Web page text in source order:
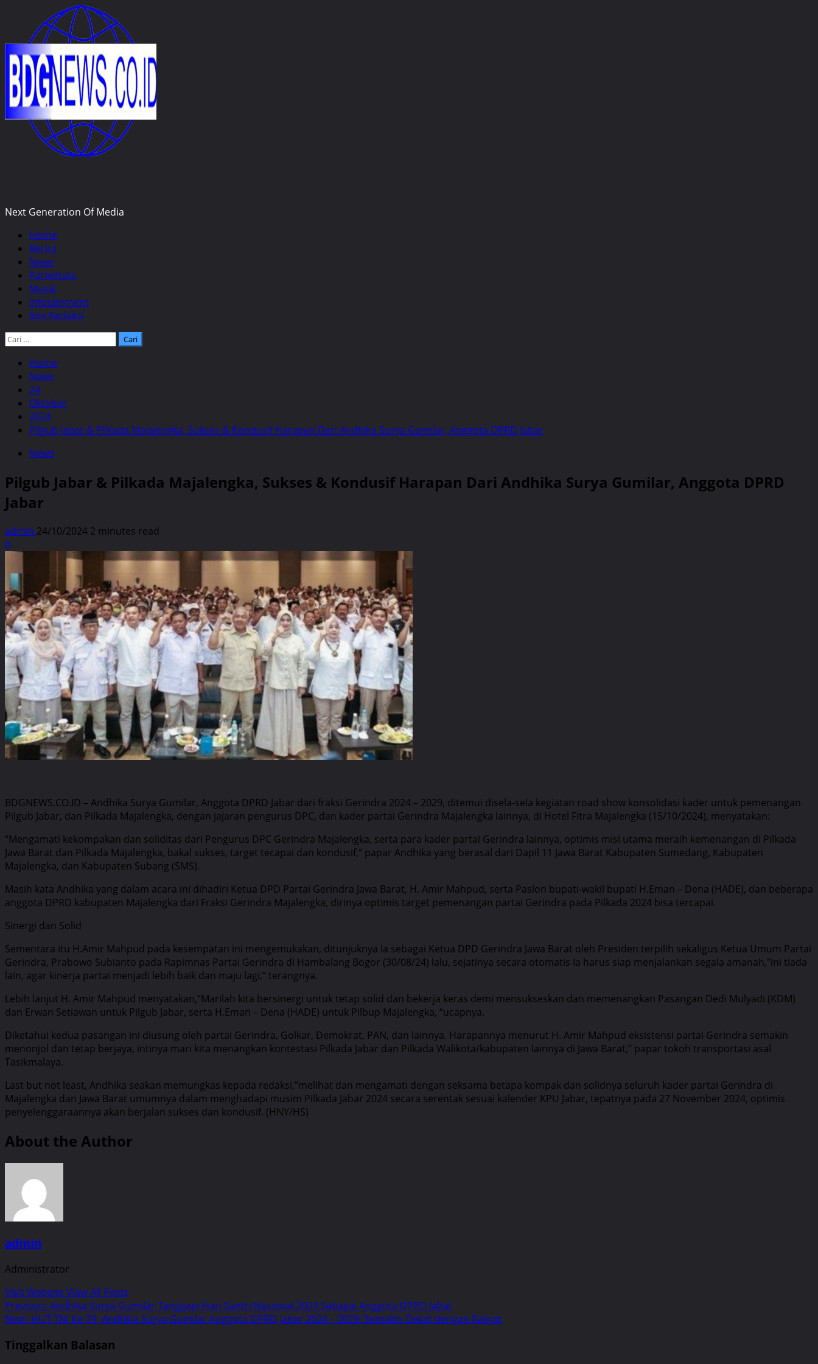
content
Next Generation Of Media
Primary
Menu
Home
Berita
News
Pariwisata
Musik
Infotainment
Box Redaksi
Cari
Home
News
24
Oktober
2024
Pilgub Jabar & Pilkada Majalengka, Sukses & Kondusif Harapan Dari Andhika Surya Gumilar, Anggota DPRD Jabar
News
Pilgub Jabar & Pilkada Majalengka, Sukses & Kondusif Harapan Dari Andhika Surya Gumilar, Anggota DPRD
Jabar
admin 24/10/2024 2 minutes read
0
BDGNEWS.CO.ID – Andhika Surya Gumilar, Anggota DPRD Jabar dari fraksi Gerindra 2024 – 2029, ditemui disela-sela kegiatan road show konsolidasi kader untuk pemenangan
Pilgub Jabar, dan Pilkada Majalengka, dengan jajaran pengurus DPC, dan kader partai Gerindra Majalengka lainnya, di Hotel Fitra Majalengka (15/10/2024), menyatakan:
“Mengamati kekompakan dan soliditas dari Pengurus DPC Gerindra Majalengka, serta para kader partai Gerindra lainnya, optimis misi utama meraih kemenangan di Pilkada
Jawa Barat dan Pilkada Majalengka, bakal sukses, target tecapai dan kondusif,” papar Andhika yang berasal dari Dapil 11 Jawa Barat Kabupaten Sumedang, Kabupaten
Majalengka, dan Kabupaten Subang (SMS).
Masih kata Andhika yang dalam acara ini dihadiri Ketua DPD Partai Gerindra Jawa Barat, H. Amir Mahpud, serta Paslon bupati-wakil bupati H.Eman – Dena (HADE), dan beberapa
anggota DPRD kabupaten Majalengka dari Fraksi Gerindra Majalengka, dirinya optimis target pemenangan partai Gerindra pada Pilkada 2024 bisa tercapai.
Sinergi dan Solid
Sementara itu H.Amir Mahpud pada kesempatan ini mengemukakan, ditunjuknya Ia sebagai Ketua DPD Gerindra Jawa Barat oleh Presiden terpilih sekaligus Ketua Umum Partai
Gerindra, Prabowo Subianto pada Rapimnas Partai Gerindra di Hambalang Bogor (30/08/24) lalu, sejatinya secara otomatis Ia harus siap menjalankan segala amanah,”ini tiada
lain, agar kinerja partai menjadi lebih baik dan maju lagi,” terangnya.
Lebih lanjut H. Amir Mahpud menyatakan,”Marilah kita bersinergi untuk tetap solid dan bekerja keras demi mensukseskan dan memenangkan Pasangan Dedi Mulyadi (KDM)
dan Erwan Setiawan untuk Pilgub Jabar, serta H.Eman – Dena (HADE) untuk Pilbup Majalengka, “ucapnya.
Diketahui kedua pasangan ini diusung oleh partai Gerindra, Golkar, Demokrat, PAN, dan lainnya. Harapannya menurut H. Amir Mahpud eksistensi partai Gerindra semakin
menonjol dan tetap berjaya, intinya mari kita menangkan kontestasi Pilkada Jabar dan Pilkada Walikota/kabupaten lainnya di Jawa Barat,” papar tokoh transportasi asal
Tasikmalaya.
Last but not least, Andhika seakan memungkas kepada redaksi,”melihat dan mengamati dengan seksama betapa kompak dan solidnya seluruh kader partai Gerindra di
Majalengka dan Jawa Barat umumnya dalam menghadapi musim Pilkada Jabar 2024 secara serentak sesuai kalender KPU Jabar, tepatnya pada 27 November 2024, optimis
penyelenggaraannya akan berjalan sukses dan kondusif. (HNY/HS)
About the Author
admin
Administrator
Visit WebsiteView All Posts
Post
navigation
Previous: Andhika Surya Gumilar Tanggapi Hari Santri Nasional 2024 Sebagai Anggota DPRD Jabar
Next: HUT TNI Ke-79, Andhika Surya Gumilar Anggota DPRD Jabar 2024 – 2029: Semakin Dekat dengan Rakyat
Tinggalkan Balasan